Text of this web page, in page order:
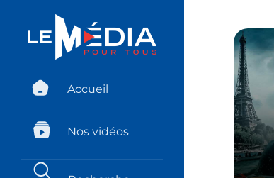
Accueil
Nos vidéos